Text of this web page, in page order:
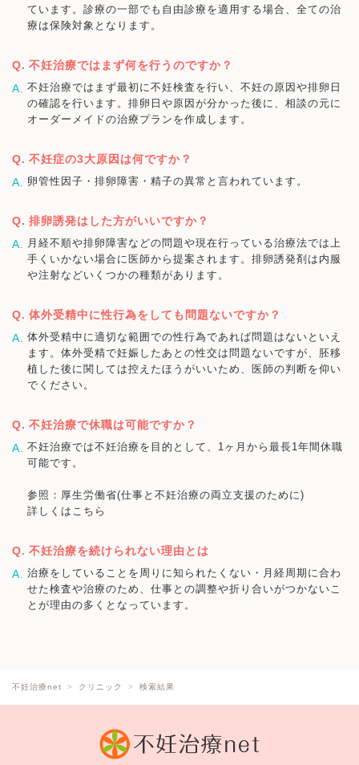
ています。診療の一部でも自由診療を適用する場合、全ての治
療は保険対象となります。
不妊治療ではまず何を行うのですか？
不妊治療ではまず最初に不妊検査を行い、不妊の原因や排卵日
の確認を行います。排卵日や原因が分かった後に、相談の元に
オーダーメイドの治療プランを作成します。
不妊症の3大原因は何ですか？
卵管性因子・排卵障害・精子の異常と言われています。
排卵誘発はした方がいいですか？
月経不順や排卵障害などの問題や現在行っている治療法では上
手くいかない場合に医師から提案されます。排卵誘発剤は内服
や注射などいくつかの種類があります。
体外受精中に性行為をしても問題ないですか？
体外受精中に適切な範囲での性行為であれば問題はないといえ
ます。体外受精で妊娠したあとの性交は問題ないですが、胚移
植した後に関しては控えたほうがいいため、医師の判断を仰い
でください。
不妊治療で休職は可能ですか？
不妊治療では不妊治療を目的として、1ヶ月から最長1年間休職
可能です。
参照：厚生労働省(仕事と不妊治療の両立支援のために)
詳しくはこちら
不妊治療を続けられない理由とは
治療をしていることを周りに知られたくない・月経周期に合わ
せた検査や治療のため、仕事との調整や折り合いがつかないこ
とが理由の多くとなっています。
不妊治療net クリニック 検索結果